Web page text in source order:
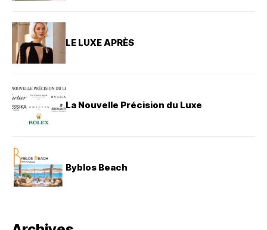
LE LUXE APRÈS
La Nouvelle Précision du Luxe
Byblos Beach